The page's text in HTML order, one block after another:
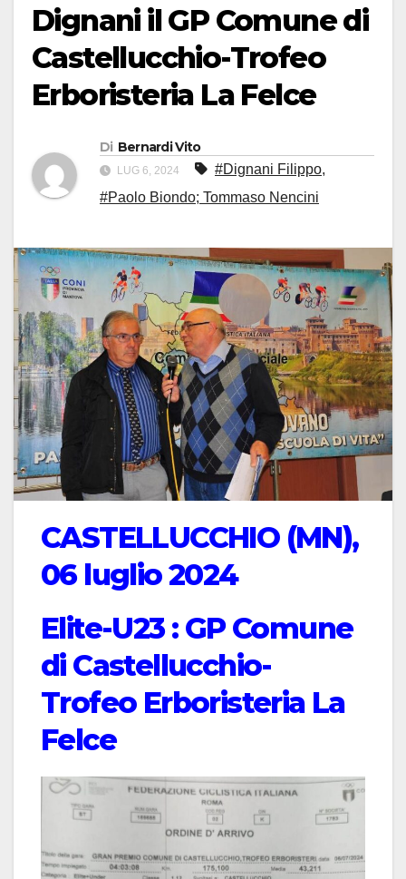
Dignani il GP Comune di
Castellucchio-Trofeo
Erboristeria La Felce
Di Bernardi Vito
LUG 6, 2024 #Dignani Filippo,
#Paolo Biondo; Tommaso Nencini
CASTELLUCCHIO (MN),
06 luglio 2024
Elite-U23 : GP Comune
di Castellucchio-
Trofeo Erboristeria La
Felce